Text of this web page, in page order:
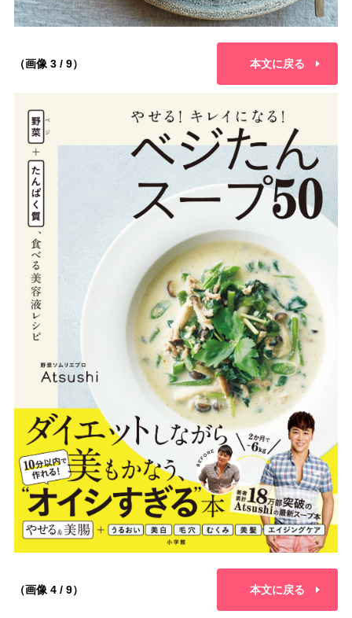
（画像 3 / 9） 本文に戻る
（画像 4 / 9） 本文に戻る